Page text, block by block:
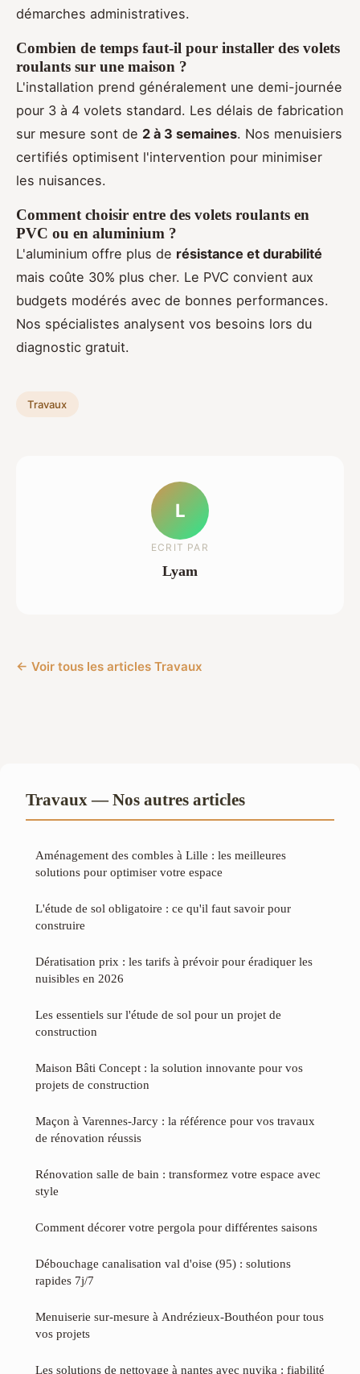
démarches administratives.
Combien de temps faut-il pour installer des volets
roulants sur une maison ?
L'installation prend généralement une demi-journée
pour 3 à 4 volets standard. Les délais de fabrication
sur mesure sont de 2 à 3 semaines. Nos menuisiers
certifiés optimisent l'intervention pour minimiser
les nuisances.
Comment choisir entre des volets roulants en
PVC ou en aluminium ?
L'aluminium offre plus de résistance et durabilité
mais coûte 30% plus cher. Le PVC convient aux
budgets modérés avec de bonnes performances.
Nos spécialistes analysent vos besoins lors du
diagnostic gratuit.
Travaux
L
ECRIT PAR
Lyam
← Voir tous les articles Travaux
Travaux — Nos autres articles
Aménagement des combles à Lille : les meilleures
solutions pour optimiser votre espace
L'étude de sol obligatoire : ce qu'il faut savoir pour
construire
Dératisation prix : les tarifs à prévoir pour éradiquer les
nuisibles en 2026
Les essentiels sur l'étude de sol pour un projet de
construction
Maison Bâti Concept : la solution innovante pour vos
projets de construction
Maçon à Varennes-Jarcy : la référence pour vos travaux
de rénovation réussis
Rénovation salle de bain : transformez votre espace avec
style
Comment décorer votre pergola pour différentes saisons
Débouchage canalisation val d'oise (95) : solutions
rapides 7j/7
Menuiserie sur-mesure à Andrézieux-Bouthéon pour tous
vos projets
Les solutions de nettoyage à nantes avec nuvika : fiabilité